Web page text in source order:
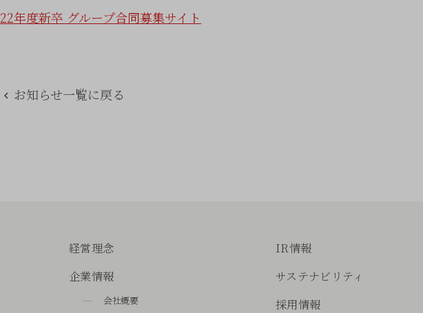
22年度新卒 グループ合同募集サイト
お知らせ一覧に戻る
経営理念
企業情報
会社概要
IR情報
サステナビリティ
採用情報